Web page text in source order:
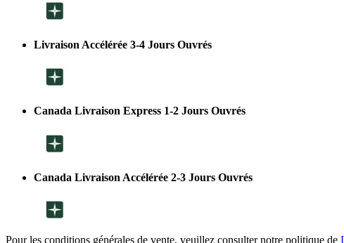
Livraison Accélérée 3-4 Jours Ouvrés
Canada Livraison Express 1-2 Jours Ouvrés
Canada Livraison Accélérée 2-3 Jours Ouvrés
Pour les conditions générales de vente, veuillez consulter notre politique de